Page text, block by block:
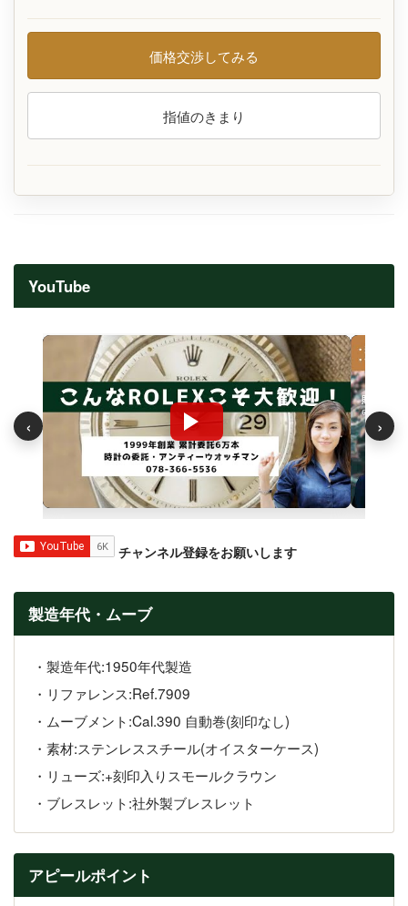
価格交渉してみる
指値のきまり
YouTube
‹ ›
チャンネル登録をお願いします
製造年代・ムーブ
・製造年代:1950年代製造
・リファレンス:Ref.7909
・ムーブメント:Cal.390 自動巻(刻印なし)
・素材:ステンレススチール(オイスターケース)
・リューズ:+刻印入りスモールクラウン
・ブレスレット:社外製ブレスレット
アピールポイント